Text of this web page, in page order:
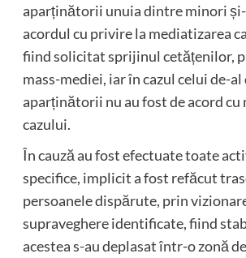
aparținătorii unuia dintre minori
acordul cu privire la mediatizarea
fiind solicitat sprijinul cetățenilor,
mass-mediei, iar în cazul celui de-
aparținătorii nu au fost de acord cu
cazului.
În cauză au fost efectuate toate
specifice, implicit a fost refăcut
persoanele dispărute, prin
supraveghere identificate, fiind
acestea s-au deplasat într-o zonă